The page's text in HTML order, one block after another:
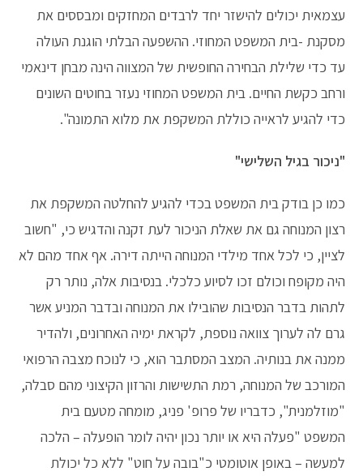
עצמאית יכולים להישזר יחד לרבדים המחזקים ומבססים את
מסקנת -בית המשפט המחוזי. ההשפעה הבלתי הוגנת העולה
עד כדי שלילת הבחירה החופשית של המצווה הינה מבחן דינאמי
ורחב כקשת החיים. בית המשפט המחוזי נעזר בחוטים השונים
כדי להגיע לראייה כוללת המשקפת את מלוא התמונה".
"ניכור בגיל השלישי"
כמו כן בודק בית המשפט בכדי להגיע להחלטה המשקפת את
רצון המנוחה גם את שאלת הניכור לעת זקנה והדגיש כי, "חשוב
לציין, כי לכל אחד מילדי המנוחה הייתה דירה. אף אחד מהם לא
היה מקופח וכולם זכו לסיוע כלכלי. בנסיבות אלה, נותר רק
לתהות בדבר הנסיבות שהובילו את המנוחה ובדבר המניע אשר
גרם לה לערוך צוואה נוספת, לקראת ימיה האחרונים, ולהדיר
ממנה את בנותיה. המצב המסתבר הוא, כי לנוכח מצבה הרפואי
המורכב של המנוחה, רמת התשישות והרזון הקיצוני מהם סבלה,
"מוזלמנית", כדבריו של פרופ' פניג, מומחה מטעם בית
המשפט "פעלה היא או יותר נכון יהיה לומר הופעלה – הלכה
למעשה – באופן אוטומטי כ"בובה על חוט" ללא כל יכולת